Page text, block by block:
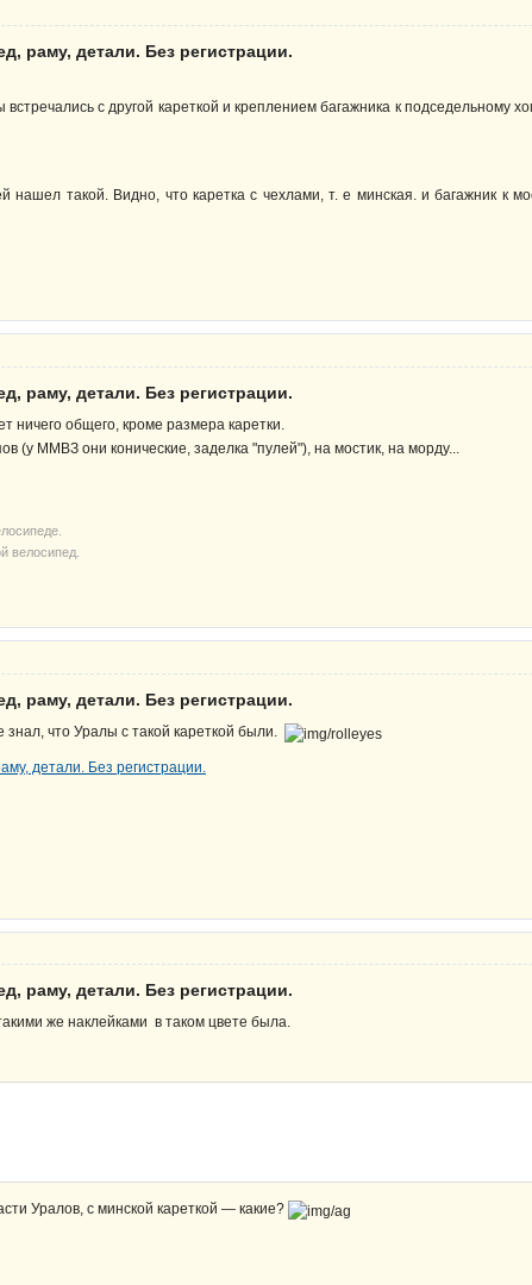
раму, детали. Без регистрации.
с другой кареткой и креплением багажника к подседельному
нашел такой. Видно, что каретка с чехлами, т. е минская. и багажник к
раму, детали. Без регистрации.
ничего общего, кроме размера каретки.
(у ММВЗ они конические, заделка "пулей"), на мостик, на морду...
велосипед.
раму, детали. Без регистрации.
что Уралы с такой кареткой были.
раму, детали. Без регистрации.
же наклейками в таком цвете была.
Уралов, с минской кареткой — какие?